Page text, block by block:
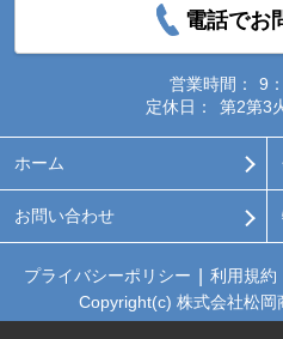
電話でお
営業時間：
9
定休日：
第2第3
ホーム
お問い合わせ
プライバシーポリシー 利用規約
Copyright(c) 株式会社松